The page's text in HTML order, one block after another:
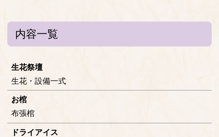
内容一覧
生花祭壇
生花・設備一式
お棺
布張棺
ドライアイス